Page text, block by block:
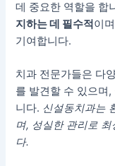
데 중요한 역할을 합
지하는 데 필수적이
기여합니다.
치과 전문가들은 다
를 발견할 수 있으며
니다. 신설동치과는
며, 성실한 관리로
다.